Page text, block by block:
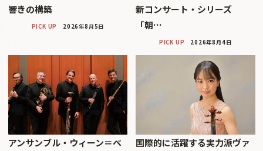
響きの構築
PICK UP 2026年8月5日
新コンサート・シリーズ
「朝…
PICK UP 2026年8月4日
アンサンブル・ウィーン＝ベ
国際的に活躍する実力派ヴァ